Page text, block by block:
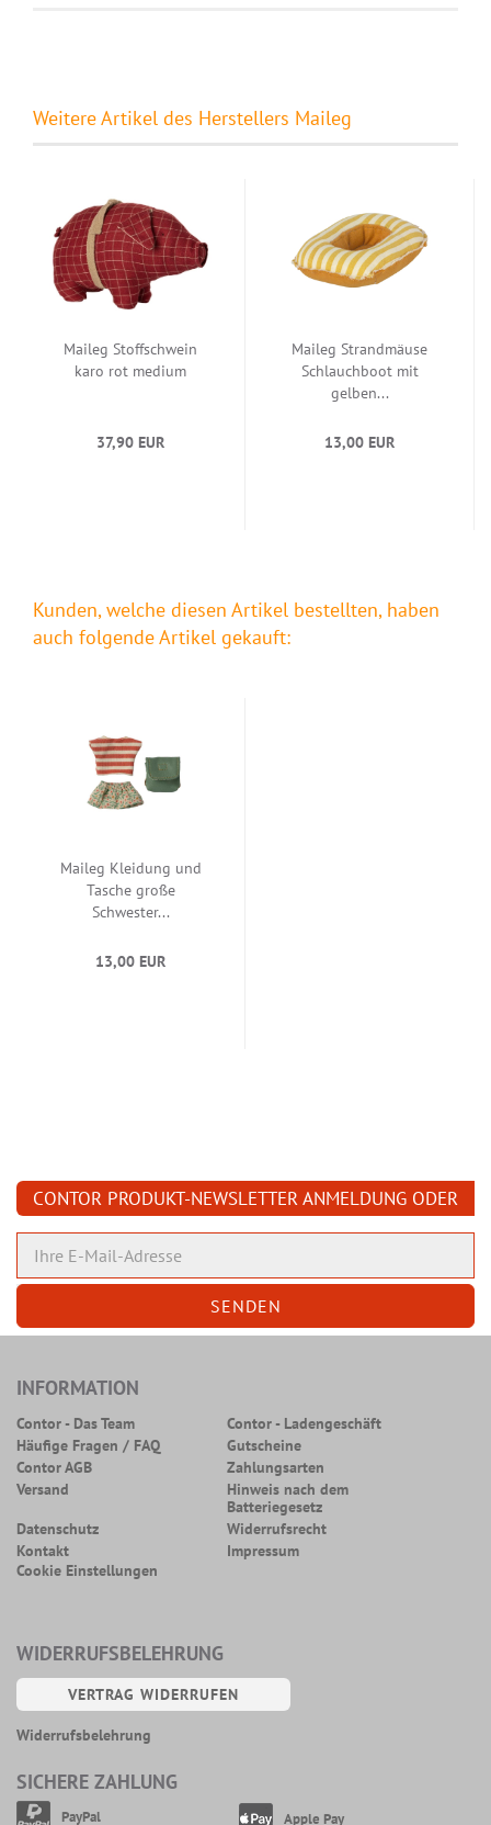
Weitere Artikel des Herstellers Maileg
Maileg Stoffschwein
karo rot medium
37,90 EUR
Maileg Strandmäuse
Schlauchboot mit
gelben...
13,00 EUR
Kunden, welche diesen Artikel bestellten, haben
auch folgende Artikel gekauft:
Maileg Kleidung und
Tasche große
Schwester...
13,00 EUR
CONTOR PRODUKT-NEWSLETTER ANMELDUNG ODER
ABMELDUNG
INFORMATION
Contor - Das Team
Contor - Ladengeschäft
Häufige Fragen / FAQ
Gutscheine
Contor AGB
Zahlungsarten
Versand
Hinweis nach dem
Batteriegesetz
Datenschutz
Widerrufsrecht
Kontakt
Impressum
Cookie Einstellungen
WIDERRUFSBELEHRUNG
VERTRAG WIDERRUFEN
Widerrufsbelehrung
SICHERE ZAHLUNG
PayPal Apple Pay